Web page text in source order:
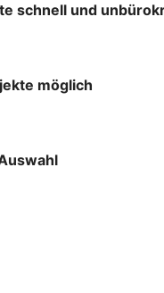
schnell und
möglich